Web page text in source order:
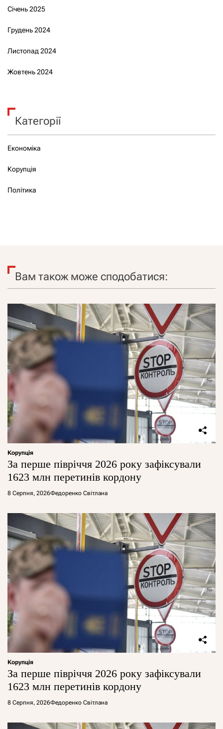
Січень 2025
Грудень 2024
Листопад 2024
Жовтень 2024
Категорії
Економіка
Корупція
Політика
Вам також може сподобатися:
Корупція
За перше півріччя 2026 року зафіксували
1623 млн перетинів кордону
8 Серпня, 2026Федоренко Світлана
Корупція
За перше півріччя 2026 року зафіксували
1623 млн перетинів кордону
8 Серпня, 2026Федоренко Світлана